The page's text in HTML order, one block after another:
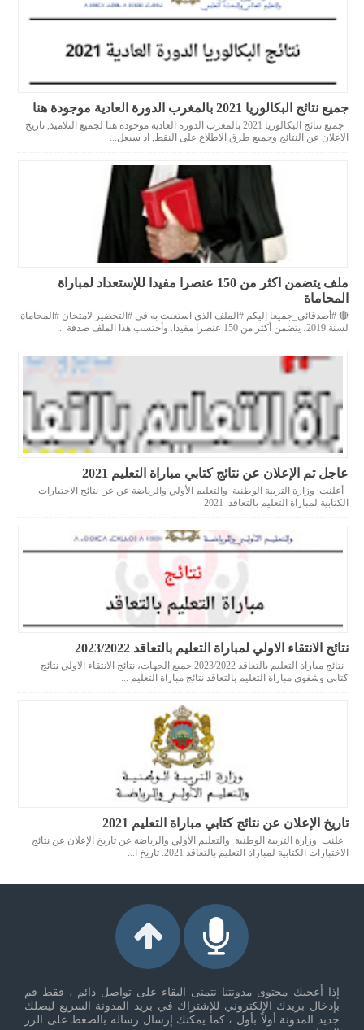
جميع نتائج البكالوريا 2021 بالمغرب الدورة العادية موجودة هنا
جميع نتائج البكالوريا 2021 بالمغرب الدورة العادية موجودة هنا لجميع التلاميذ, تاريخ
الاعلان عن النتائج وجميع طرق الاطلاع على النقط, اذ سيعل...
ملف يتضمن اكثر من 150 عنصرا مفيدا للإستعداد لمباراة
المحاماة
🔴 #أصدقائي_جميعا إليكم #الملف الذي استعنت به في #التحضير لامتحان #المحاماة
لسنة 2019، يتضمن أكثر من 150 عنصرا مفيدا. وأحتسب هذا الملف صدقة ...
عاجل تم الإعلان عن نتائج كتابي مباراة التعليم 2021
أعلنت وزارة التربية الوطنية والتعليم الأولي والرياضة عن عن نتائج الاختبارات
الكتابية لمباراة التعليم بالتعاقد 2021
نتائج الانتقاء الاولي لمباراة التعليم بالتعاقد 2023/2022
نتائج مباراة التعليم بالتعاقد 2023/2022 جميع الجهات، نتائج الانتقاء الاولي نتائج
كتابي وشفوي مباراة التعليم بالتعاقد نتائج مباراة التعليم ...
تاريخ الإعلان عن نتائج كتابي مباراة التعليم 2021
علنت وزارة التربية الوطنية والتعليم الأولي والرياضة عن تاريخ الإعلان عن نتائج
الاختبارات الكتابية لمباراة التعليم بالتعاقد 2021. تاريخ ا...
إذا أعجبك محتوى مدونتنا نتمنى البقاء على تواصل دائم ، فقط قم
بإدخال بريدك الإلكتروني للإشتراك في بريد المدونة السريع ليصلك
جديد المدونة أولاً بأول ، كما يمكنك إرسال رساله بالضغط على الزر